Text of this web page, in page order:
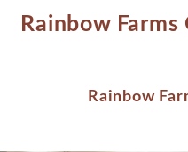
Rainbow
Rainbow